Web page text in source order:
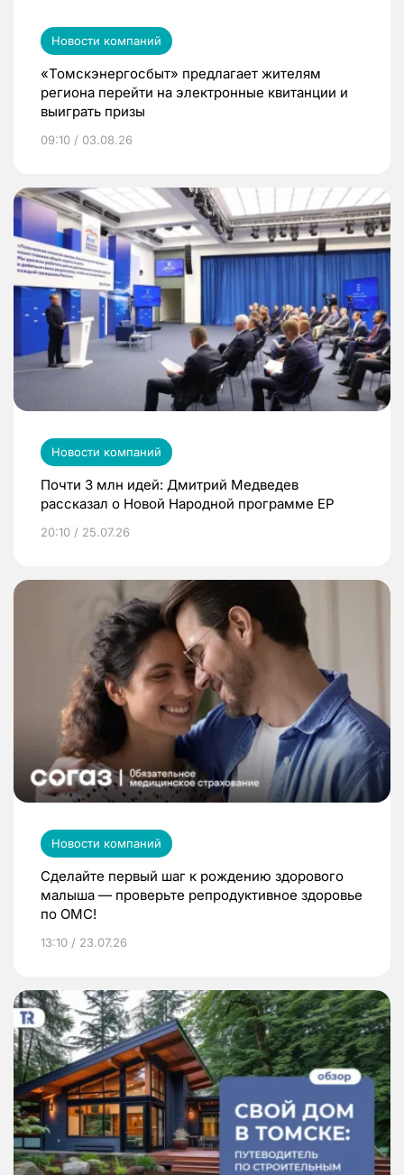
Новости компаний
«Томскэнергосбыт» предлагает жителям
региона перейти на электронные квитанции и
выиграть призы
09:10 / 03.08.26
Новости компаний
Почти 3 млн идей: Дмитрий Медведев
рассказал о Новой Народной программе ЕР
20:10 / 25.07.26
Новости компаний
Сделайте первый шаг к рождению здорового
малыша — проверьте репродуктивное здоровье
по ОМС!
13:10 / 23.07.26